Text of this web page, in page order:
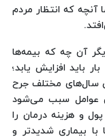
آنچه که انتظار مردم
آن چه که بیمه‌ها
باید افزایش یابد؛
سال‌های مختلف جرح
عوامل سبب می‌شود
و هزینه درمان را
با بیماری شدیدتر و